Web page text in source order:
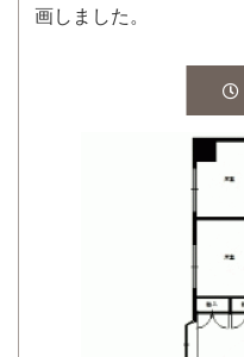
画しました。